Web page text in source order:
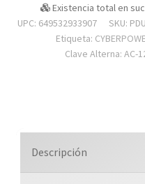
Existencia total en
UPC: 649532933907
SKU:
Etiqueta:
Clave Alterna: AC-
Descripción